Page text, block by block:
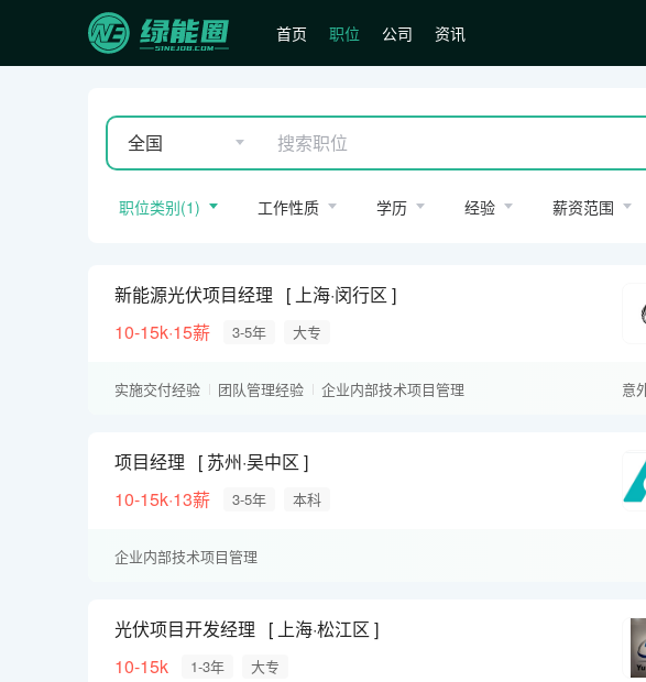
首页 职位 公司 资讯
全国
职位类别(1) 工作性质 学历 经验 薪资范围
新能源光伏项目经理
上海·闵行区
10-15k·15薪
3-5年 大专
实施交付经验 团队管理经验 企业内部技术项目管理 意
项目经理
苏州·吴中区
10-15k·13薪
3-5年 本科
企业内部技术项目管理
光伏项目开发经理
上海·松江区
10-15k
1-3年 大专